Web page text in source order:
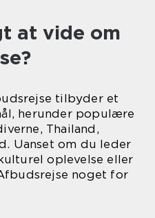
at vide om
tilbyder et
herunder populære
Thailand,
Uanset om du leder
oplevelse eller
noget for